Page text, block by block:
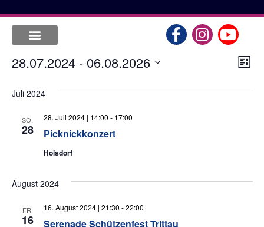
Liste
28.07.2024 - 06.08.2026
Juli 2024
SO.
28 Picknickkonzert
28. Juli 2024 | 14:00 - 17:00
Hoisdorf
August 2024
FR.
16 Serenade Schützenfest Trittau
16. August 2024 | 21:30 -22:00